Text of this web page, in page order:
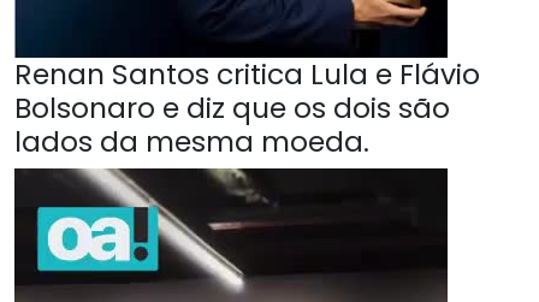
Renan Santos critica Lula e Flávio
Bolsonaro e diz que os dois são
lados da mesma moeda.